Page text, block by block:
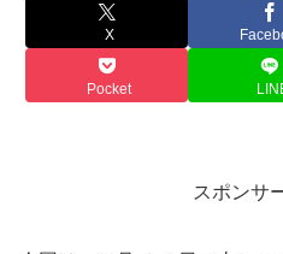
X
Pocket
スポンサ